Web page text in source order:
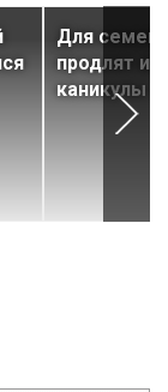
Для семей
продлят
каникулы